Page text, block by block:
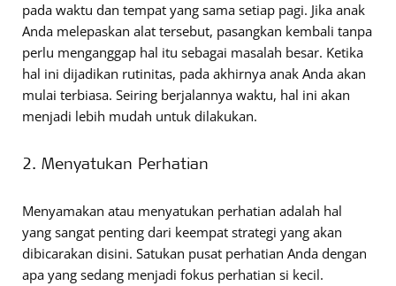
pada waktu dan tempat yang sama setiap pagi. Jika anak
Anda melepaskan alat tersebut, pasangkan kembali tanpa
perlu menganggap hal itu sebagai masalah besar. Ketika
hal ini dijadikan rutinitas, pada akhirnya anak Anda akan
mulai terbiasa. Seiring berjalannya waktu, hal ini akan
menjadi lebih mudah untuk dilakukan.
2. Menyatukan Perhatian
Menyamakan atau menyatukan perhatian adalah hal
yang sangat penting dari keempat strategi yang akan
dibicarakan disini. Satukan pusat perhatian Anda dengan
apa yang sedang menjadi fokus perhatian si kecil.